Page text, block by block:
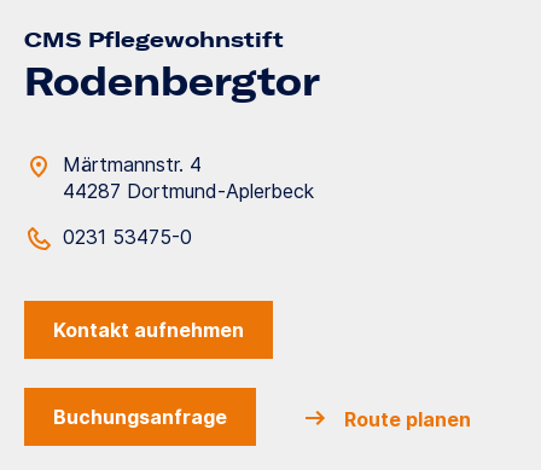
CMS Pflegewohnstift
Rodenbergtor
Märtmannstr. 4
44287 Dortmund-Aplerbeck
0231 53475-0
Kontakt aufnehmen
Buchungsanfrage Route planen